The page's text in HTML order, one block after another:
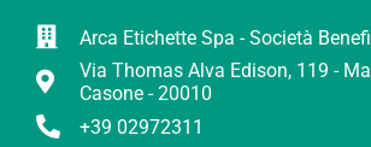
Arca Etichette Spa - Società
Via Thomas Alva Edison, 119 -
Casone - 20010
+39 02972311